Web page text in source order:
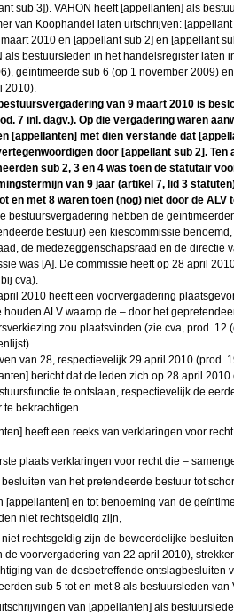
sub 3]). VAHON heeft [appellanten] als
van Koophandel laten uitschrijven:
2010 en [appellant sub 2] en [appellant
als bestuursleden in het handelsregister laten
geïntimeerde sub 6 (op 1 november 2009)
2010).
van 9 maart 2010 is
7 inl. dagv.). Op die vergadering waren
[appellanten] met dien verstande dat
door [appellant sub 2]. Ten
sub 2, 3 en 4 was toen de statutair
van 9 jaar (artikel 7, lid 3
en met 8 waren toen (nog) niet door de ALV
bestuursvergadering hebben de
bestuur) een kiescommissie
de medezeggenschapsraad en de directie
was [A]. De commissie heeft op 28 april
cva).
2010 heeft een voorvergadering
houden ALV waarop de – door het
zou plaatsvinden (zie cva, prod. 12
van 28, respectievelijk 29 april 2010 (prod.
bericht dat de leden zich op 28 april
te ontslaan, respectievelijk de
te bekrachtigen.
heeft een reeks van verklaringen voor recht
plaats verklaringen voor recht die –
van het pretendeerde bestuur tot
[appellanten] en tot benoeming van de
niet rechtsgeldig zijn,
rechtsgeldig zijn de beweerdelijke
de voorvergadering van 22 april 2010),
van de desbetreffende ontslagbesluiten
sub 5 tot en met 8 als bestuursleden van
van [appellanten] als